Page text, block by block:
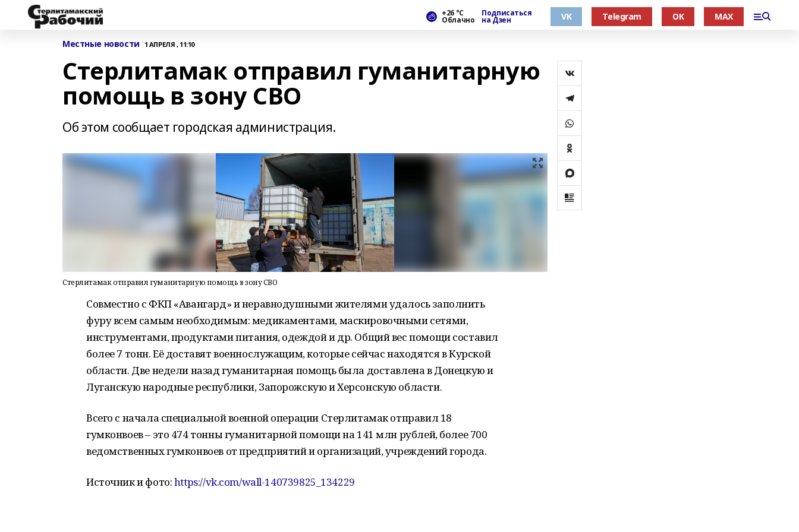
+26 °С
Облачно
Подписаться
на Дзен VK Telegram OK MAX
Местные новости 1 АПРЕЛЯ , 11:10
Стерлитамак отправил гуманитарную
помощь в зону СВО
Об этом сообщает городская администрация.
Стерлитамак отправил гуманитарную помощь в зону СВО
Совместно с ФКП «Авангард» и неравнодушными жителями удалось заполнить
фуру всем самым необходимым: медикаментами, маскировочными сетями,
инструментами, продуктами питания, одеждой и др. Общий вес помощи составил
более 7 тонн. Её доставят военнослужащим, которые сейчас находятся в Курской
области. Две недели назад гуманитарная помощь была доставлена в Донецкую и
Луганскую народные республики, Запорожскую и Херсонскую области.
Всего с начала специальной военной операции Стерлитамак отправил 18
гумконвоев – это 474 тонны гуманитарной помощи на 141 млн рублей, более 700
ведомственных гумконвоев от предприятий и организаций, учреждений города.
Источник и фото:https://vk.com/wall-140739825_134229